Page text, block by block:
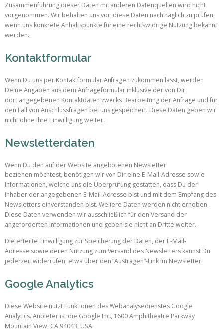
Zusammenführung dieser Daten mit anderen Datenquellen wird nicht
vorgenommen. Wir behalten uns vor, diese Daten nachträglich zu prüfen,
wenn uns konkrete Anhaltspunkte für eine rechtswidrige Nutzung bekannt
werden.
Kontaktformular
Wenn Du uns per Kontaktformular Anfragen zukommen lässt, werden
Deine Angaben aus dem Anfrageformular inklusive der von Dir
dort angegebenen Kontaktdaten zwecks Bearbeitung der Anfrage und für
den Fall von Anschlussfragen bei uns gespeichert. Diese Daten geben wir
nicht ohne Ihre Einwilligung weiter.
Newsletterdaten
Wenn Du den auf der Website angebotenen Newsletter
beziehen möchtest, benötigen wir von Dir eine E-Mail-Adresse sowie
Informationen, welche uns die Überprüfung gestatten, dass Du der
Inhaber der angegebenen E-Mail-Adresse bist und mit dem Empfang des
Newsletters einverstanden bist. Weitere Daten werden nicht erhoben.
Diese Daten verwenden wir ausschließlich für den Versand der
angeforderten Informationen und geben sie nicht an Dritte weiter.
Die erteilte Einwilligung zur Speicherung der Daten, der E-Mail-
Adresse sowie deren Nutzung zum Versand des Newsletters kannst Du
jederzeit widerrufen, etwa über den “Austragen”-Link im Newsletter.
Google Analytics
Diese Website nutzt Funktionen des Webanalysedienstes Google
Analytics. Anbieter ist die Google Inc., 1600 Amphitheatre Parkway
Mountain View, CA 94043, USA.